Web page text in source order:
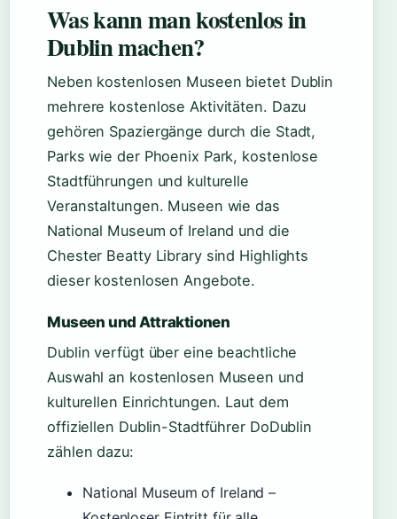
Was kann man kostenlos in
Dublin machen?
Neben kostenlosen Museen bietet Dublin
mehrere kostenlose Aktivitäten. Dazu
gehören Spaziergänge durch die Stadt,
Parks wie der Phoenix Park, kostenlose
Stadtführungen und kulturelle
Veranstaltungen. Museen wie das
National Museum of Ireland und die
Chester Beatty Library sind Highlights
dieser kostenlosen Angebote.
Museen und Attraktionen
Dublin verfügt über eine beachtliche
Auswahl an kostenlosen Museen und
kulturellen Einrichtungen. Laut dem
offiziellen Dublin-Stadtführer DoDublin
zählen dazu:
National Museum of Ireland –